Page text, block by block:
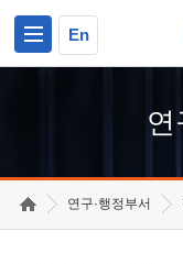
En
연
연구·행정부서